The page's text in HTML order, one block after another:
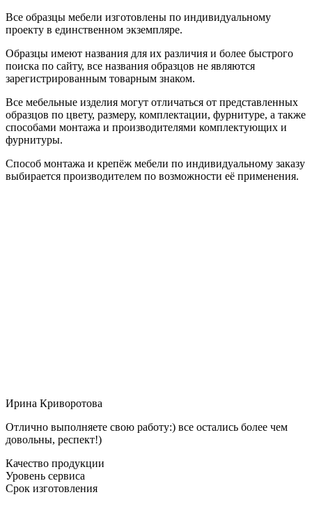
Все образцы мебели изготовлены по индивидуальному
проекту в единственном экземпляре.
Образцы имеют названия для их различия и более быстрого
поиска по сайту, все названия образцов не являются
зарегистрированным товарным знаком.
Все мебельные изделия могут отличаться от представленных
образцов по цвету, размеру, комплектации, фурнитуре, а также
способами монтажа и производителями комплектующих и
фурнитуры.
Способ монтажа и крепёж мебели по индивидуальному заказу
выбирается производителем по возможности её применения.
Ирина Криворотова
Отлично выполняете свою работу:) все остались более чем
довольны, респект!)
Качество продукции
Уровень сервиса
Срок изготовления